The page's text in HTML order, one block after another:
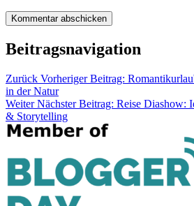
Beitragsnavigation
Zurück Vorheriger Beitrag:
in der Natur
Weiter Nächster Beitrag: Reise Diashow:
& Storytelling